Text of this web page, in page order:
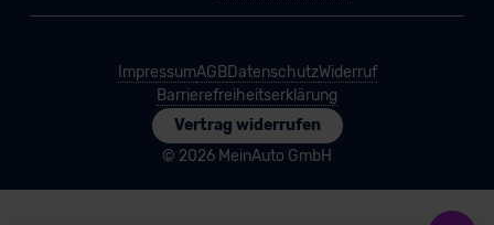
ImpressumAGBDatenschutzWiderruf
Barrierefreiheitserklärung
Vertrag widerrufen
© 2026 MeinAuto GmbH